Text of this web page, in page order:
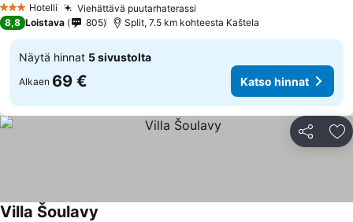
3 Tähtiluokitus
Hotelli Viehättävä puutarhaterassi
8,8 Loistava 805 Split, 7.5 km kohteesta Kaštela
Näytä hinnat 5 sivustolta
Alkaen 69 € Katso hinnat
Jaa
Villa Šoulavy